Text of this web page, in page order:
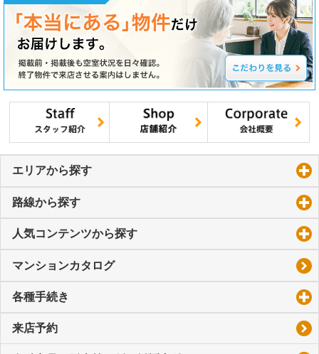
エリアから探す
路線から探す
人気コンテンツから探す
マンションカタログ
各種手続き
来店予約